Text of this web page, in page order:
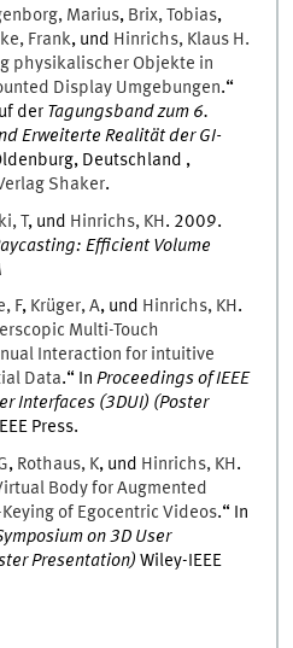
, Marius, Brix,Tobias,
, Frank, und Hinrichs, Klaus H.
physikalischer Objekte in
Display Umgebungen.“
der Tagungsband zum 6.
Erweiterte Realität der GI-
Deutschland ,
Shaker.
,T, und Hinrichs, KH . 2009.
Efficient Volume
, F, Krüger,A, und Hinrichs, KH.
Multi-Touch
Interaction for intuitive
Data.“ InProceedings of IEEE
Interfaces (3DUI) (Poster
Press.
, Rothaus, K, und Hinrichs, KH.
Body for Augmented
of Egocentric Videos.“ In
on 3D User
Presentation) Wiley-IEEE